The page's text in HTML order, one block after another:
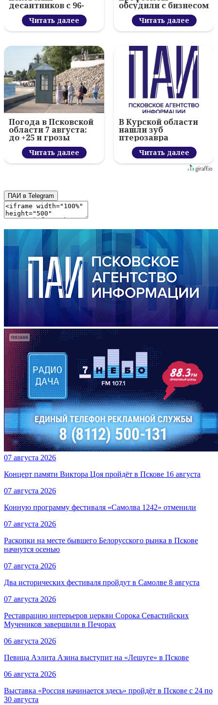
десантников с 96-
летием ВДВ и
вручил награды
Читать далее
обсудили с бизнесом
новый цифровой
проектЧитать далее
Погода в Псковской
области 7 августа:
до +25 и грозы
Читать далее
В Курской области
нашли зуб
птерозавра
Читать далее
ПАИ в Telegram
07 августа 2026
Концерт памяти Виктора Цоя пройдёт в Пскове 16 августа
07 августа 2026
Конную программу фестиваля «Самолва 1242» отменили
07 августа 2026
Раскопки на месте бывшего Белорусского рынка в Пскове
начнутся осенью
07 августа 2026
Два исторических фестиваля пройдут в Самолве 8 августа
07 августа 2026
Реставрацию интерьеров церкви Сорока Севастийских
Мучеников завершили в Печорах
06 августа 2026
Певица Аэлита Азина выступит на «Лешуге» в Пскове
06 августа 2026
Выставка «Россия начинается здесь» пройдёт в Пскове с 24 по
30 августа